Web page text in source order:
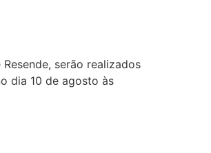
serão realizados
dia 10 de agosto às